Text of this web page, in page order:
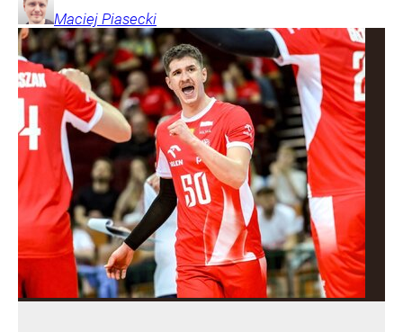
Maciej Piasecki